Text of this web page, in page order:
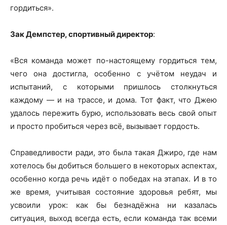
гордиться».
Зак Демпстер, спортивный директор:
«Вся команда может по-настоящему гордиться тем,
чего она достигла, особенно с учётом неудач и
испытаний, с которыми пришлось столкнуться
каждому — и на трассе, и дома. Тот факт, что Джею
удалось пережить бурю, использовать весь свой опыт
и просто пробиться через всё, вызывает гордость.
Справедливости ради, это была такая Джиро, где нам
хотелось бы добиться большего в некоторых аспектах,
особенно когда речь идёт о победах на этапах. И в то
же время, учитывая состояние здоровья ребят, мы
усвоили урок: как бы безнадёжна ни казалась
ситуация, выход всегда есть, если команда так всеми